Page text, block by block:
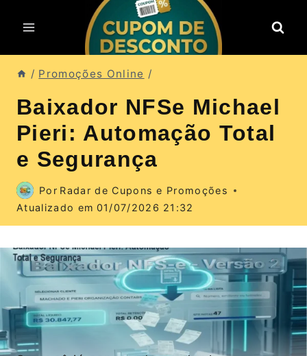
para
o
Conteúdo
/ Promoções Online /
Baixador NFSe Michael
Pieri: Automação Total
e Segurança
Por Radar de Cupons e Promoções
Atualizado em 01/07/2026 21:32